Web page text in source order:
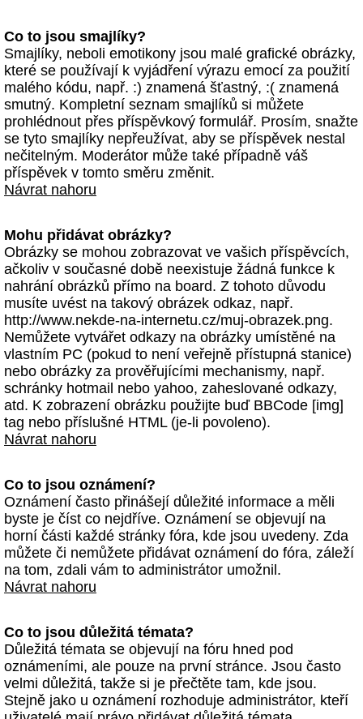
Co to jsou smajlíky?
Smajlíky, neboli emotikony jsou malé grafické obrázky,
které se používají k vyjádření výrazu emocí za použití
malého kódu, např. :) znamená šťastný, :( znamená
smutný. Kompletní seznam smajlíků si můžete
prohlédnout přes příspěvkový formulář. Prosím, snažte
se tyto smajlíky nepřeužívat, aby se příspěvek nestal
nečitelným. Moderátor může také případně váš
příspěvek v tomto směru změnit.
Návrat nahoru
Mohu přidávat obrázky?
Obrázky se mohou zobrazovat ve vašich příspěvcích,
ačkoliv v současné době neexistuje žádná funkce k
nahrání obrázků přímo na board. Z tohoto důvodu
musíte uvést na takový obrázek odkaz, např.
http://www.nekde-na-internetu.cz/muj-obrazek.png.
Nemůžete vytvářet odkazy na obrázky umístěné na
vlastním PC (pokud to není veřejně přístupná stanice)
nebo obrázky za prověřujícími mechanismy, např.
schránky hotmail nebo yahoo, zaheslované odkazy,
atd. K zobrazení obrázku použijte buď BBCode [img]
tag nebo příslušné HTML (je-li povoleno).
Návrat nahoru
Co to jsou oznámení?
Oznámení často přinášejí důležité informace a měli
byste je číst co nejdříve. Oznámení se objevují na
horní části každé stránky fóra, kde jsou uvedeny. Zda
můžete či nemůžete přidávat oznámení do fóra, záleží
na tom, zdali vám to administrátor umožnil.
Návrat nahoru
Co to jsou důležitá témata?
Důležitá témata se objevují na fóru hned pod
oznámeními, ale pouze na první stránce. Jsou často
velmi důležitá, takže si je přečtěte tam, kde jsou.
Stejně jako u oznámení rozhoduje administrátor, kteří